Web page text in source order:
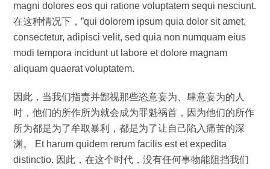
magni dolores eos qui ratione voluptatem sequi nesciunt.
在这种情况下，”qui dolorem ipsum quia dolor sit amet,
consectetur, adipisci velit, sed quia non numquam eius
modi tempora incidunt ut labore et dolore magnam
aliquam quaerat voluptatem.
因此，当我们指责并鄙视那些恣意妄为、肆意妄为的人
时，他们的所作所为就会成为罪魁祸首，因为他们的所作
所为都是为了牟取暴利，都是为了让自己陷入痛苦的深
渊。 Et harum quidem rerum facilis est et expedita
distinctio. 因此，在这个时代，没有任何事物能阻挡我们